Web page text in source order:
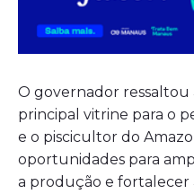
O governador ressaltou
principal vitrine para o
e o piscicultor do
oportunidades para
a produção e fortalecer